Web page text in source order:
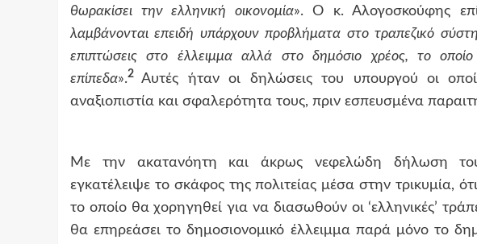
θωρακίσει την ελληνική οικονομία». Ο κ. Αλογοσκούφης
λαμβάνονται επειδή υπάρχουν προβλήματα στο τραπεζικό
επιπτώσεις στο έλλειμμα αλλά στο δημόσιο χρέος, το
επίπεδα».2 Αυτές ήταν οι δηλώσεις του υπουργού οι
αναξιοπιστία και σφαλερότητα τους, πριν εσπευσμένα
Με την ακατανόητη και άκρως νεφελώδη δήλωση
εγκατέλειψε το σκάφος της πολιτείας μέσα στην τρικυμία,
το οποίο θα χορηγηθεί για να διασωθούν οι ‘ελληνικές’
θα επηρεάσει το δημοσιονομικό έλλειμμα παρά μόνο το